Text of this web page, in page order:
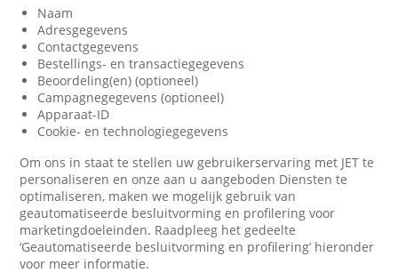
Naam
Adresgegevens
Contactgegevens
Bestellings- en transactiegegevens
Beoordeling(en) (optioneel)
Campagnegegevens (optioneel)
Apparaat-ID
Cookie- en technologiegegevens
Om ons in staat te stellen uw gebruikerservaring met JET te
personaliseren en onze aan u aangeboden Diensten te
optimaliseren, maken we mogelijk gebruik van
geautomatiseerde besluitvorming en profilering voor
marketingdoeleinden. Raadpleeg het gedeelte
‘Geautomatiseerde besluitvorming en profilering’ hieronder
voor meer informatie.